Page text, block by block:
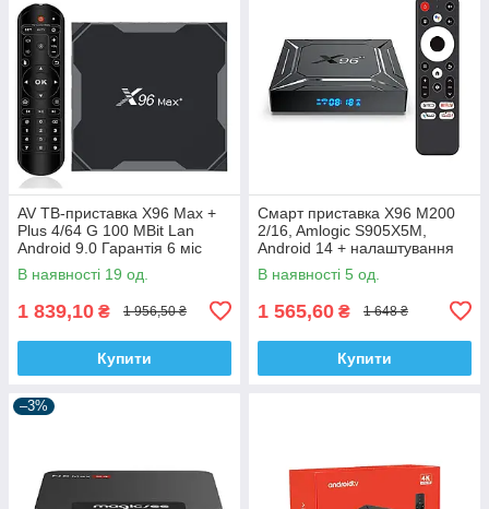
AV ТВ-приставка X96 Max +
Plus 4/64 G 100 MBit Lan
Android 9.0 Гарантія 6 міс
В наявності 19 од.
1 839,10 ₴ 1 956,50 ₴
Купити
Смарт приставка X96 M200
2/16, Amlogic S905X5M,
Android 14 + налаштування
В наявності 5 од.
1 565,60 ₴ 1 648 ₴
Купити
–3%